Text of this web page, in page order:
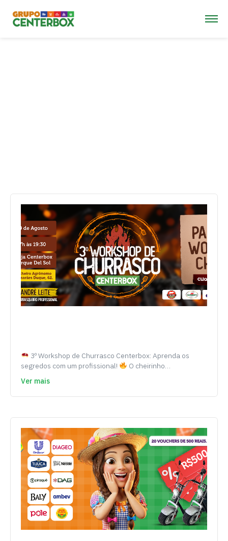
3º Workshop de Churrasco Centerbox: Aprenda os
segredos com um profissional!
O cheirinho…
Ver mais